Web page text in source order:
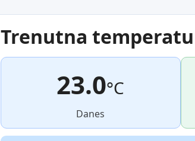
Trenutna
23.0°C
Danes